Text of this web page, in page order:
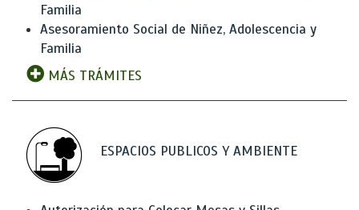
Familia
Asesoramiento Social de Niñez, Adolescencia y
Familia
MÁS TRÁMITES
ESPACIOS PUBLICOS Y AMBIENTE